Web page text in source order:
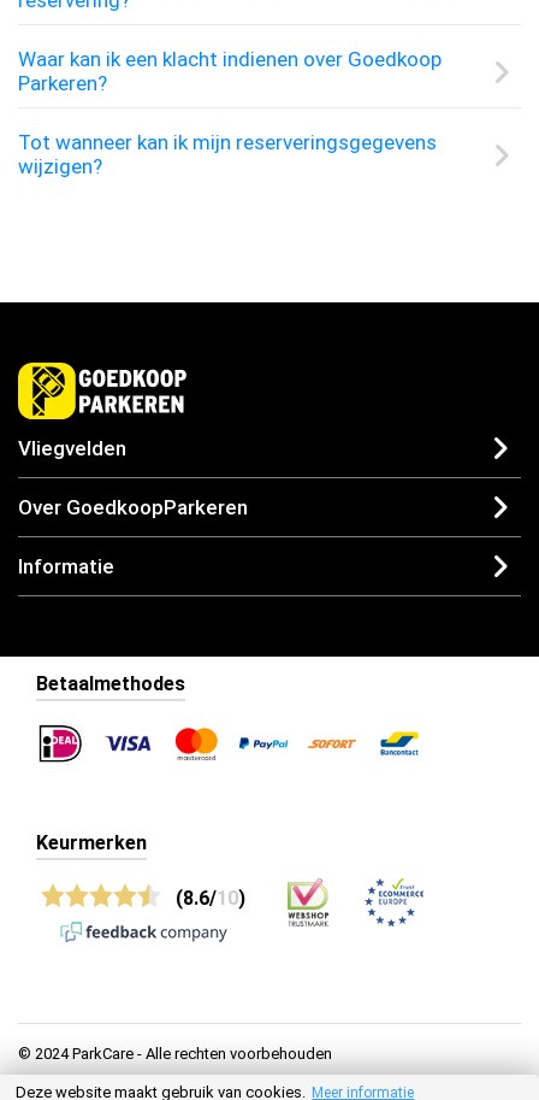
Waar kan ik een klacht indienen over Goedkoop
Parkeren?
Tot wanneer kan ik mijn reserveringsgegevens
wijzigen?
Vliegvelden
Over GoedkoopParkeren
Informatie
Betaalmethodes
Keurmerken
(8.6/10)
© 2024 ParkCare - Alle rechten voorbehouden
Privacy
Deze website maakt gebruik van cookies. Meer informatie